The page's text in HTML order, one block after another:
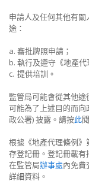
申請人及任何其他有
途：
a. 審批牌照申請；
b. 執行及遵守《地產
c. 提供培訓。
監管局可能會從其他
可能為了上述目的而
政公署) 披露。請按此
根據《地產代理條例
存登記冊。登記冊載
在監管局辦事處內免費
詳細資料。